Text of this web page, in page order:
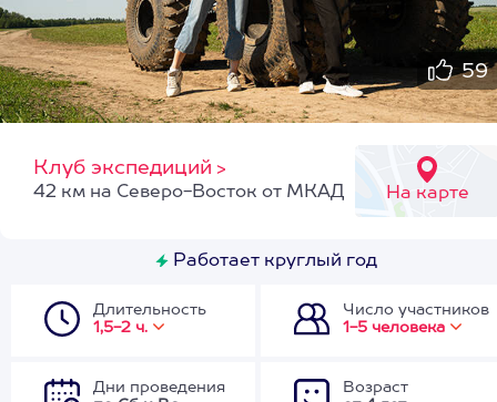
59
Клуб экспедиций >
На карте
42 км на Северо-Восток от МКАД
Работает круглый год
Длительность
1,5-2 ч.
Число участников
1-5 человека
Дни проведения
Возраст